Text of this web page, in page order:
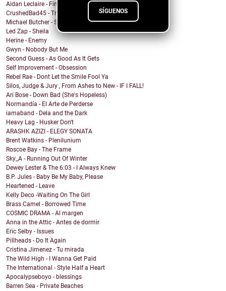
SÍGUENOS
Aidan Leclaire - Find Me
CrushedBad45 - True Love Dies
Michael Butcher - Strangers
Led Zap - Sheila
Herine - Enemy
Gwyn - Nobody But Me
Second Guess - As Good As It Gets
Self Improvement - Obsession
Rebel Rae - Dont Let the Smile Fool Ya
Silos, Judge & Jury , From Ashes to New - IF I FALL!
Ari Bose - Down Bad (She's Hopeless)
Normandía - El Arte de Perderse
iamaband - Dela and the Dark
Heavy Lag - Husker Don't
ARASHK AZIZI - ELEGY SONATA
Brent Watkins - Plenilunium
Roscoe Bay - The Frame
Sky_A - Running Out Of Winter
Dewey Lester & The 6:03 - I Always Knew
B.P. Jules - Baby Be My Baby, Please
Heartened - Leave
Kelly Deco -Waiting On The Girl
Brass Camel - Borrowed Time
COSMIC DRAMA - Al margen
Anna in the Attic - Antes de dormir
Eric Selby - Issues
Pillheads - Do It Again
Cristina Jimenez - Tu mirada
The Wild High - I Wanna Get Paid
The International - Style Half a Heart
Apocalypseboyo - blessings
Barren Sea - Private Beaches